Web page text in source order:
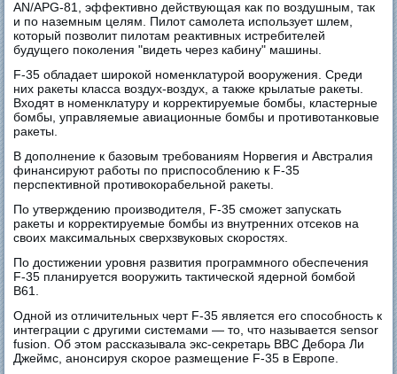
AN/APG-81, эффективно действующая как по воздушным, так
и по наземным целям. Пилот самолета использует шлем,
который позволит пилотам реактивных истребителей
будущего поколения "видеть через кабину" машины.
F-35 обладает широкой номенклатурой вооружения. Среди
них ракеты класса воздух-воздух, а также крылатые ракеты.
Входят в номенклатуру и корректируемые бомбы, кластерные
бомбы, управляемые авиационные бомбы и противотанковые
ракеты.
В дополнение к базовым требованиям Норвегия и Австралия
финансируют работы по приспособлению к F-35
перспективной противокорабельной ракеты.
По утверждению производителя, F-35 сможет запускать
ракеты и корректируемые бомбы из внутренних отсеков на
своих максимальных сверхзвуковых скоростях.
По достижении уровня развития программного обеспечения
F-35 планируется вооружить тактической ядерной бомбой
B61.
Одной из отличительных черт F-35 является его способность к
интеграции с другими системами — то, что называется sensor
fusion. Об этом рассказывала экс-секретарь ВВС Дебора Ли
Джеймс, анонсируя скорое размещение F-35 в Европе.